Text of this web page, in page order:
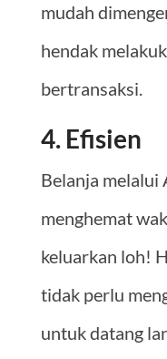
mudah
hendak
bertransaksi.
4. Efisien
Belanja melalui
menghemat
keluarkan loh!
tidak perlu
untuk datang